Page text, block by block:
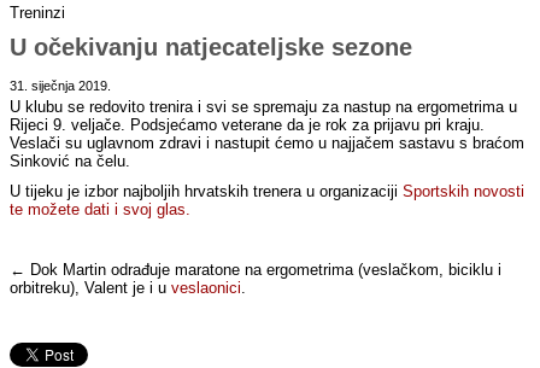
Treninzi
U očekivanju natjecateljske sezone
31. siječnja 2019.
U klubu se redovito trenira i svi se spremaju za nastup na ergometrima u
Rijeci 9. veljače. Podsjećamo veterane da je rok za prijavu pri kraju.
Veslači su uglavnom zdravi i nastupit ćemo u najjačem sastavu s braćom
Sinković na čelu.
U tijeku je izbor najboljih hrvatskih trenera u organizacijiSportskih novosti
te možete dati i svoj glas.
← Dok Martin odrađuje maratone na ergometrima (veslačkom, biciklu i
orbitreku), Valent je i uveslaonici.